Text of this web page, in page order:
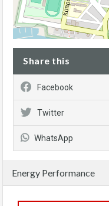
Share this
Facebook
Twitter
WhatsApp
Energy Performance